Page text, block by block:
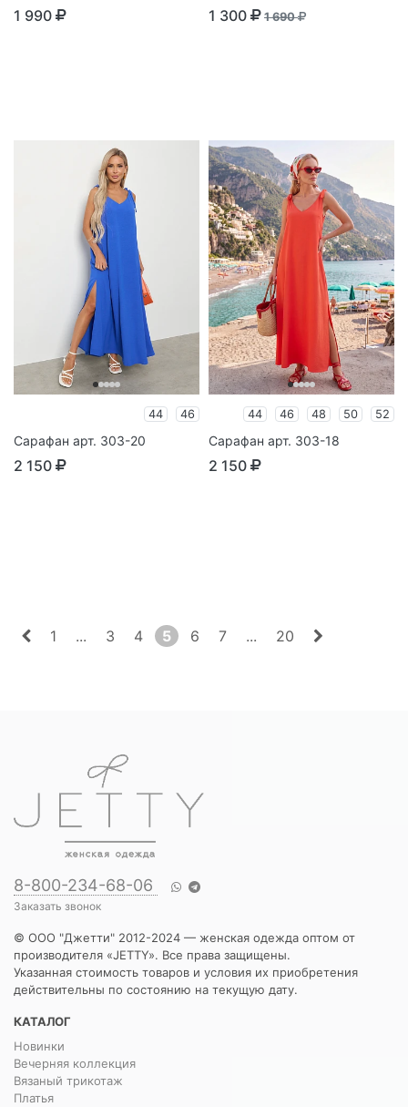
1 990 1 300 1 690
44 46
Сарафан арт. 303-20
2 150
44 46 48 50 52
Сарафан арт. 303-18
2 150
1 ... 3 4 5 6 7 ... 20
8-800-234-68-06
Заказать звонок
© ООО "Джетти" 2012-2024 — женская одежда оптом от
производителя «JETTY». Все права защищены.
Указанная стоимость товаров и условия их приобретения
действительны по состоянию на текущую дату.
КАТАЛОГ
Новинки
Вечерняя коллекция
Вязаный трикотаж
Платья